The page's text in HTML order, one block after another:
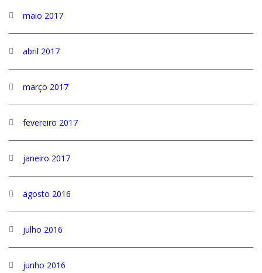
maio 2017
abril 2017
março 2017
fevereiro 2017
janeiro 2017
agosto 2016
julho 2016
junho 2016